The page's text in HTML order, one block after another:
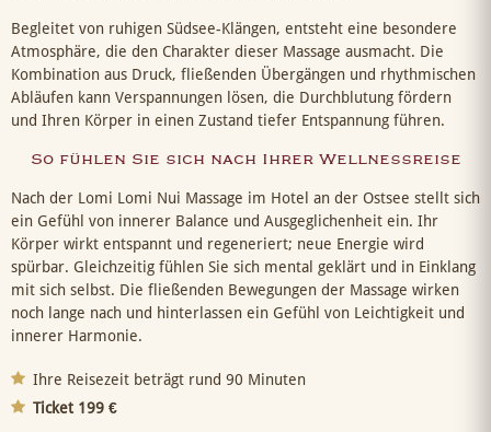
Begleitet von ruhigen Südsee-Klängen, entsteht eine besondere
Atmosphäre, die den Charakter dieser Massage ausmacht. Die
Kombination aus Druck, fließenden Übergängen und rhythmischen
Abläufen kann Verspannungen lösen, die Durchblutung fördern
und Ihren Körper in einen Zustand tiefer Entspannung führen.
So fühlen Sie sich nach Ihrer Wellnessreise
Nach der Lomi Lomi Nui Massage im Hotel an der Ostsee stellt sich
ein Gefühl von innerer Balance und Ausgeglichenheit ein. Ihr
Körper wirkt entspannt und regeneriert; neue Energie wird
spürbar. Gleichzeitig fühlen Sie sich mental geklärt und in Einklang
mit sich selbst. Die fließenden Bewegungen der Massage wirken
noch lange nach und hinterlassen ein Gefühl von Leichtigkeit und
innerer Harmonie.
Ihre Reisezeit beträgt rund 90 Minuten
Ticket 199 €